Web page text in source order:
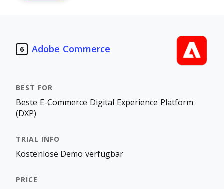
6 Adobe Commerce
Beste E-Commerce Digital Experience Platform
(DXP)
Kostenlose Demo verfügbar